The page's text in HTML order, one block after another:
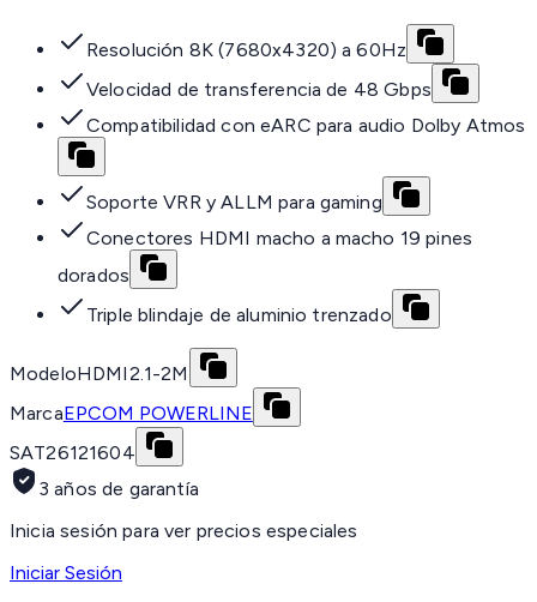
Resolución 8K (7680x4320) a 60Hz
Velocidad de transferencia de 48 Gbps
Compatibilidad con eARC para audio Dolby Atmos
Soporte VRR y ALLM para gaming
Conectores HDMI macho a macho 19 pines
dorados
Triple blindaje de aluminio trenzado
ModeloHDMI2.1-2M
MarcaEPCOM POWERLINE
SAT26121604
3 años de garantía
Inicia sesión para ver precios especiales
Iniciar Sesión